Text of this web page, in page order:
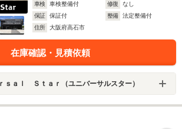
車検
車検整備付 修復
なし
保証
保証付 整備
法定整備付
住所
大阪府高石市
在庫確認・見積依頼
ｓａｌ Ｓｔａｒ（ユニバーサルスター）